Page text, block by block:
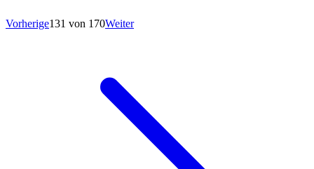
Vorherige131 von 170Weiter